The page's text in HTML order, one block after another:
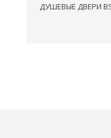
ДУШЕВЫЕ ДВЕРИ